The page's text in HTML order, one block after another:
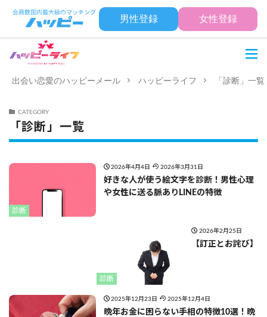
男性登録 女性登録
出会い恋愛のハッピーメール ハッピーライフ 「診断」一覧
CATEGORY
「診断」一覧
診断
2026年4月4日 2026年3月31日
好きな人が使う絵文字を診断！男性心理
や女性に送る脈ありLINEの特徴
診断
2026年2月25日
【訂正とお詫び】
2025年12月23日 2025年12月4日
晩年お金に困らない手相の特徴10選！晩